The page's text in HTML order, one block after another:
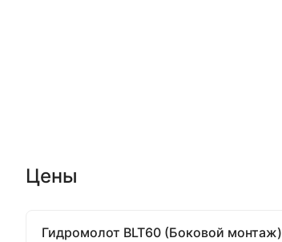
Цены
Гидромолот BLT60 (Боковой монтаж)